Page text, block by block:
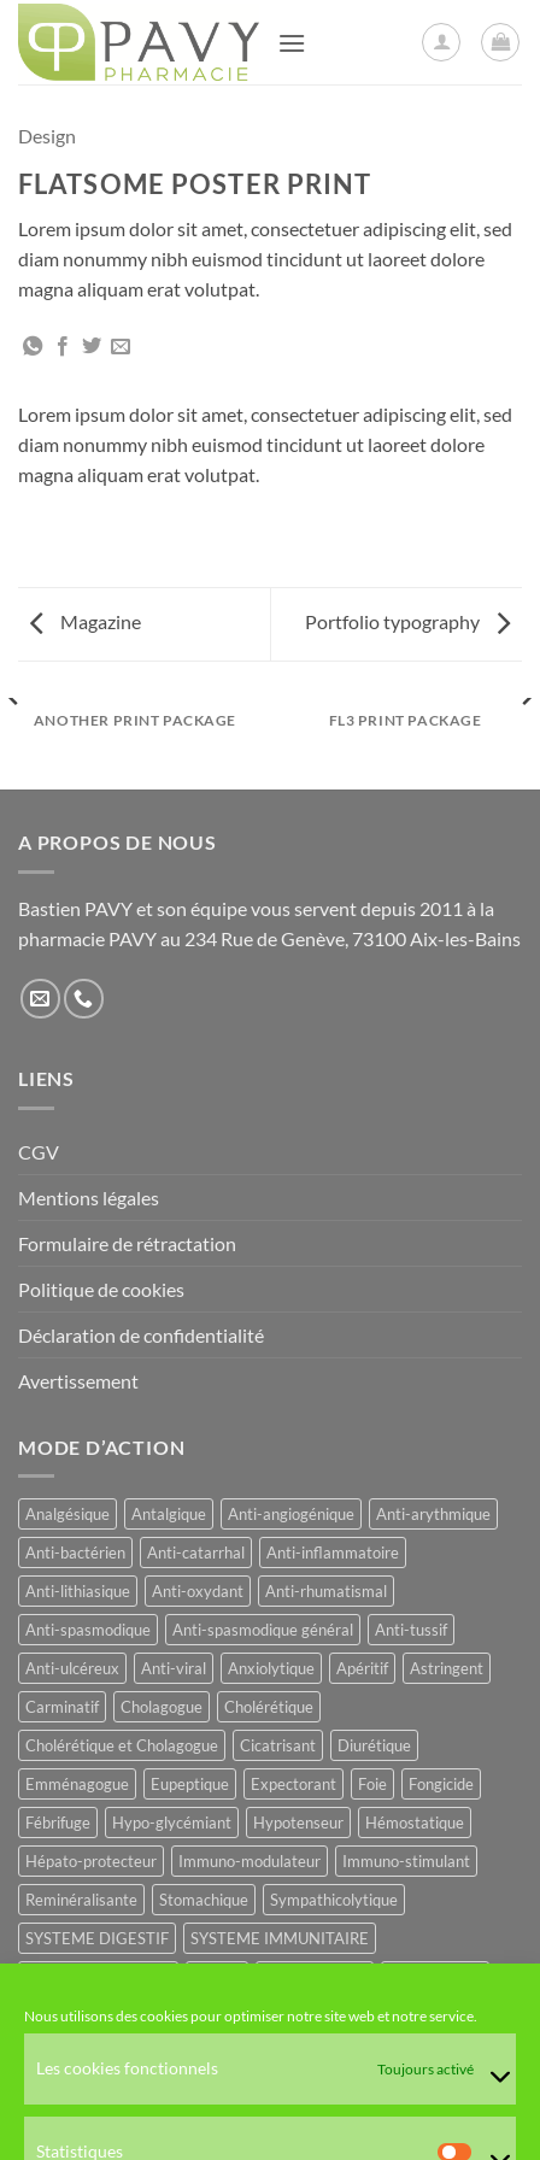
Nous utilisons des cookies pour optimiser notre site web et notre service.
Les cookies fonctionnels Toujours activé
Statistiques
au
contenu
Design
FLATSOME POSTER PRINT
Lorem ipsum dolor sit amet, consectetuer adipiscing elit, sed
diam nonummy nibh euismod tincidunt ut laoreet dolore
magna aliquam erat volutpat.
Lorem ipsum dolor sit amet, consectetuer adipiscing elit, sed
diam nonummy nibh euismod tincidunt ut laoreet dolore
magna aliquam erat volutpat.
Magazine Portfolio typography
ANOTHER PRINT PACKAGE FL3 PRINT PACKAGE
A PROPOS DE NOUS
Bastien PAVY et son équipe vous servent depuis 2011 à la
pharmacie PAVY au 234 Rue de Genève, 73100 Aix-les-Bains
LIENS
CGV
Mentions légales
Formulaire de rétractation
Politique de cookies
Déclaration de confidentialité
Avertissement
MODE D’ACTION
Analgésique Antalgique Anti-angiogénique
Anti-arythmique
Anti-bactérien
Anti-catarrhal
Anti-inflammatoire
Anti-lithiasique
Anti-oxydant
Anti-rhumatismal
Anti-spasmodique
Anti-spasmodique général
Anti-tussif
Anti-ulcéreux
Anti-viral Anxiolytique Apéritif
Astringent
Carminatif
Cholagogue
Cholérétique
Cholérétique et Cholagogue
Cicatrisant
Diurétique
Emménagogue
Eupeptique Expectorant Foie
Fongicide
Fébrifuge
Hypo-glycémiant Hypotenseur
Hémostatique
Hépato-protecteur
Immuno-modulateur
Immuno-stimulant
Reminéralisante
Stomachique
Sympathicolytique
SYSTEME DIGESTIF
SYSTEME IMMUNITAIRE
NOS CATÉGORIES